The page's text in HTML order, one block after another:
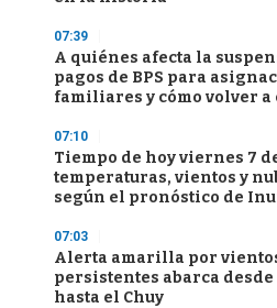
07:39
A quiénes afecta la
pagos de BPS para
familiares y cómo volver a
07:10
Tiempo de hoy viernes 7
temperaturas, vientos y
según el pronóstico de
07:03
Alerta amarilla por
persistentes abarca
hasta el Chuy